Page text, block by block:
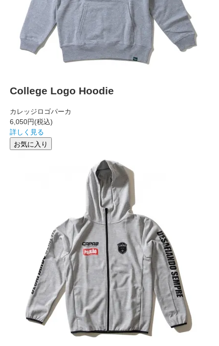
College Logo Hoodie
カレッジロゴパーカ
6,050円(税込)
詳しく見る
お気に入り